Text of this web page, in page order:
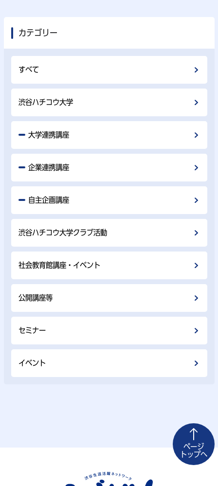
カテゴリー
すべて
渋谷ハチコウ大学
大学連携講座
企業連携講座
自主企画講座
渋谷ハチコウ大学クラブ活動
社会教育館講座・イベント
公開講座等
セミナー
イベント
ページ
トップへ